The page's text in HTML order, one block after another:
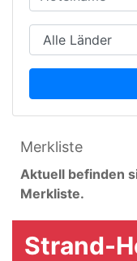
Merkliste
Aktuell befinden
Merkliste.
Strand-